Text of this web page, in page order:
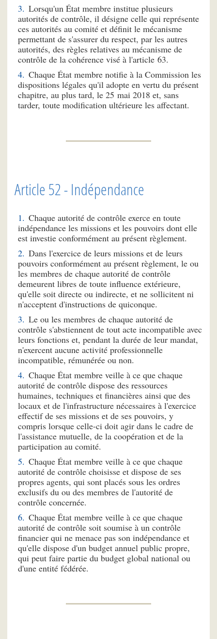
Lorsqu'un État membre institue plusieurs
autorités de contrôle, il désigne celle qui représente
ces autorités au comité et définit le mécanisme
permettant de s'assurer du respect, par les autres
autorités, des règles relatives au mécanisme de
contrôle de la cohérence visé à l'article 63.
Chaque État membre notifie à la Commission les
dispositions légales qu'il adopte en vertu du présent
chapitre, au plus tard, le 25 mai 2018 et, sans
tarder, toute modification ultérieure les affectant.
Article 52 - Indépendance
Chaque autorité de contrôle exerce en toute
indépendance les missions et les pouvoirs dont elle
est investie conformément au présent règlement.
Dans l'exercice de leurs missions et de leurs
pouvoirs conformément au présent règlement, le ou
les membres de chaque autorité de contrôle
demeurent libres de toute influence extérieure,
qu'elle soit directe ou indirecte, et ne sollicitent ni
n'acceptent d'instructions de quiconque.
Le ou les membres de chaque autorité de
contrôle s'abstiennent de tout acte incompatible avec
leurs fonctions et, pendant la durée de leur mandat,
n'exercent aucune activité professionnelle
incompatible, rémunérée ou non.
Chaque État membre veille à ce que chaque
autorité de contrôle dispose des ressources
humaines, techniques et financières ainsi que des
locaux et de l'infrastructure nécessaires à l'exercice
effectif de ses missions et de ses pouvoirs, y
compris lorsque celle-ci doit agir dans le cadre de
l'assistance mutuelle, de la coopération et de la
participation au comité.
Chaque État membre veille à ce que chaque
autorité de contrôle choisisse et dispose de ses
propres agents, qui sont placés sous les ordres
exclusifs du ou des membres de l'autorité de
contrôle concernée.
Chaque État membre veille à ce que chaque
autorité de contrôle soit soumise à un contrôle
financier qui ne menace pas son indépendance et
qu'elle dispose d'un budget annuel public propre,
qui peut faire partie du budget global national ou
d'une entité fédérée.